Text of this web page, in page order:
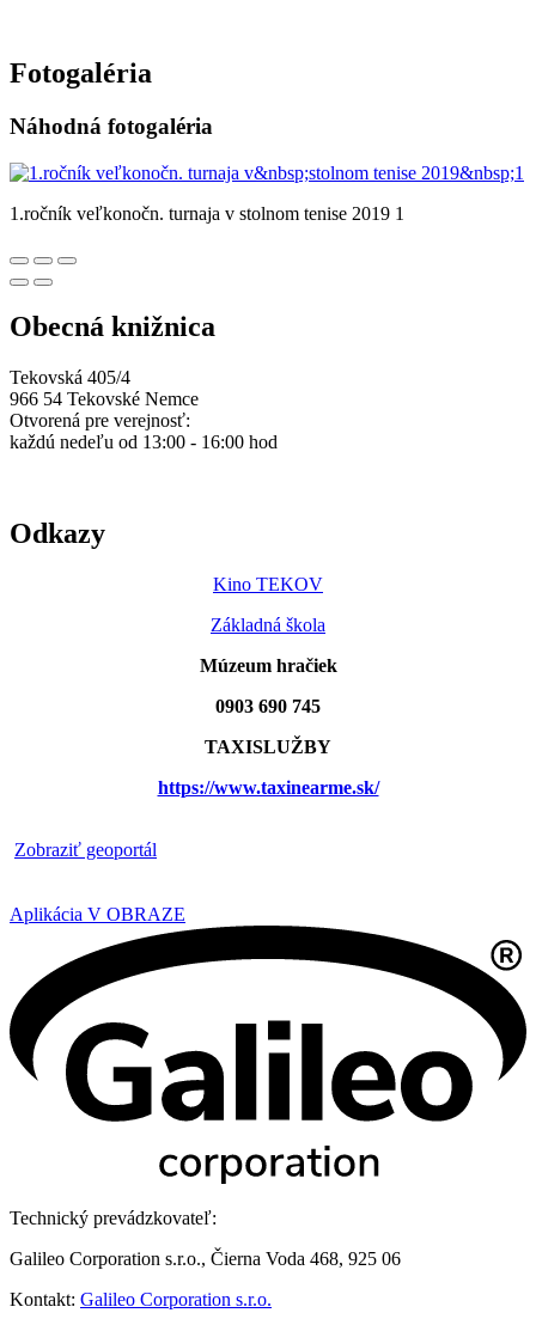
Fotogaléria
Náhodná fotogaléria
1.ročník veľkonočn. turnaja v stolnom tenise 2019 1
Obecná knižnica
Tekovská 405/4
966 54 Tekovské Nemce
Otvorená pre verejnosť:
každú nedeľu od 13:00 - 16:00 hod
Odkazy
Kino TEKOV
Základná škola
Múzeum hračiek
0903 690 745
TAXISLUŽBY
https://www.taxinearme.sk/
Zobraziť geoportál
Aplikácia V OBRAZE
Technický prevádzkovateľ:
Galileo Corporation s.r.o., Čierna Voda 468, 925 06
Kontakt: Galileo Corporation s.r.o.